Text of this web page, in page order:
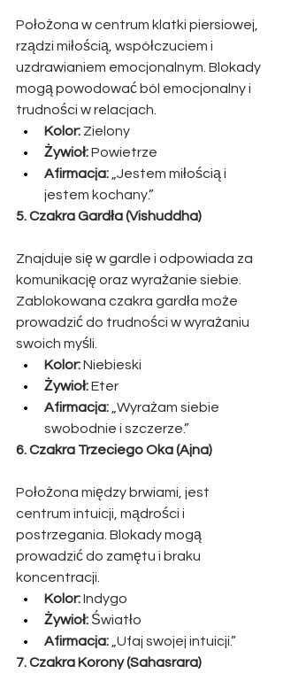
Położona w centrum klatki piersiowej,
rządzi miłością, współczuciem i
uzdrawianiem emocjonalnym. Blokady
mogą powodować ból emocjonalny i
trudności w relacjach.
Kolor: Zielony
Żywioł: Powietrze
Afirmacja: „Jestem miłością i
jestem kochany.”
5. Czakra Gardła (Vishuddha)
Znajduje się w gardle i odpowiada za
komunikację oraz wyrażanie siebie.
Zablokowana czakra gardła może
prowadzić do trudności w wyrażaniu
swoich myśli.
Kolor: Niebieski
Żywioł: Eter
Afirmacja: „Wyrażam siebie
swobodnie i szczerze.”
6. Czakra Trzeciego Oka (Ajna)
Położona między brwiami, jest
centrum intuicji, mądrości i
postrzegania. Blokady mogą
prowadzić do zamętu i braku
koncentracji.
Kolor: Indygo
Żywioł: Światło
Afirmacja: „Ufaj swojej intuicji.”
7. Czakra Korony (Sahasrara)